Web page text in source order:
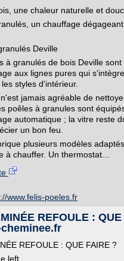
une chaleur naturelle et
un chauffage
Deville
à granulés de bois Deville
aux lignes pures qui
styles d'intérieur.
jamais agréable de
poêles à granules sont
automatique ; la vitre reste
un bon feu.
plusieurs modèles
à chauffer. Un thermostat...
www.felis-poeles.fr
REFOULE :
REFOULE : QUE FAIRE ?
left